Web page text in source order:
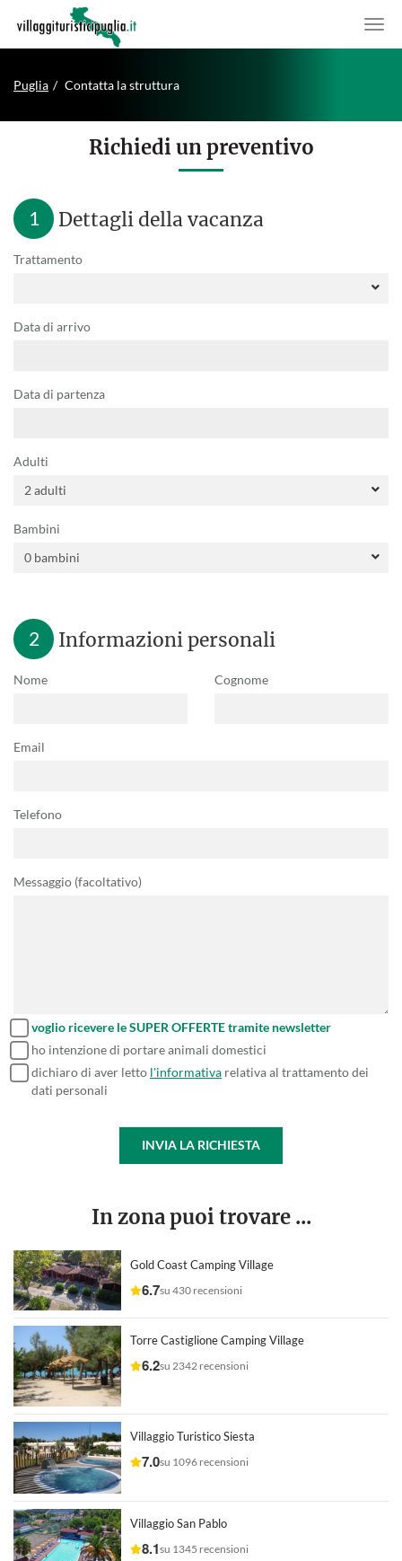
Puglia Contatta la struttura
Richiedi un preventivo
1 Dettagli della vacanza
Trattamento
Data di arrivo
Data di partenza
Adulti
Bambini
2 Informazioni personali
Nome Cognome
Email
Telefono
Messaggio (facoltativo)
voglio ricevere le SUPER OFFERTE tramite newsletter
ho intenzione di portare animali domestici
dichiaro di aver letto l'informativa relativa al trattamento dei
dati personali
INVIA LA RICHIESTA
In zona puoi trovare ...
Gold Coast Camping Village
6.7su 430 recensioni
Torre Castiglione Camping Village
6.2su 2342 recensioni
Villaggio Turistico Siesta
7.0su 1096 recensioni
Villaggio San Pablo
8.1su 1345 recensioni